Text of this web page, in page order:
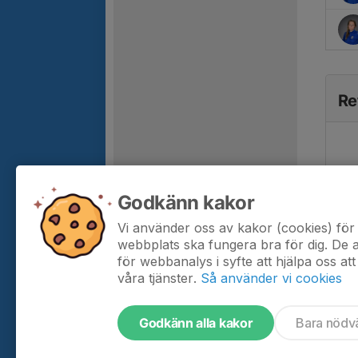
Godkänn kakor
Vi använder oss av kakor (cookies)
webbplats ska fungera bra för dig. De
för webbanalys i syfte att hjälpa oss
våra tjänster. Så använder vi cookies
Godkänn alla kakor Bara